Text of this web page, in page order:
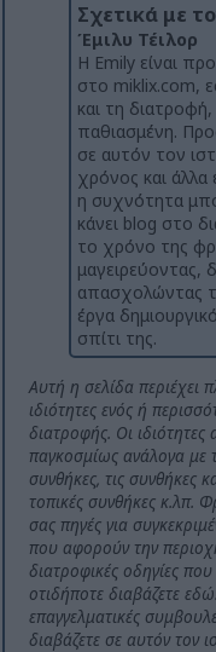
Σχετικά με
Έμιλυ Τέιλορ
Η Emily είναι
στο miklix.com,
και τη
παθιασμένη.
σε αυτόν τον
χρόνος και
η συχνότητα
κάνει blog στο
το χρόνο της
μαγειρεύοντας,
απασχολώντας
έργα
σπίτι της.
Αυτή η σελίδα περιέχει
ιδιότητες ενός ή
διατροφής. Οι ιδιότητες
παγκοσμίως ανάλογα με
συνθήκες, τις συνθήκες
τοπικές συνθήκες κ.λπ.
σας πηγές για
που αφορούν την
διατροφικές οδηγίες
οτιδήποτε διαβάζετε
επαγγελματικές
διαβάζετε σε αυτόν τον